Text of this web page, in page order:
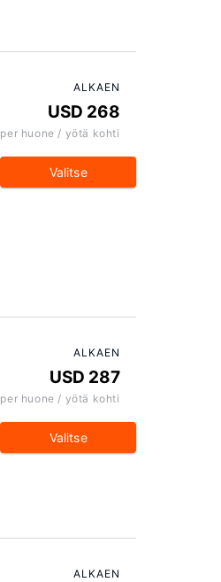
ALKAEN
USD 268
per huone / yötä kohti
Valitse
ALKAEN
USD 287
per huone / yötä kohti
Valitse
ALKAEN